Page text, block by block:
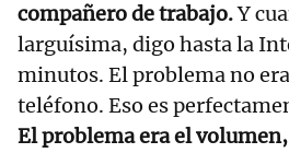
compañero de trabajo.Y
larguísima, digo hasta la
minutos. El problema no
teléfono. Eso es
El problema era el